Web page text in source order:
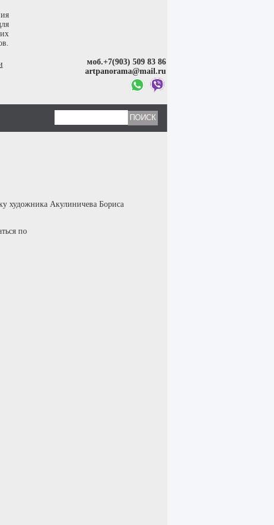
моб.+7(903) 509 83 86
artpanorama@mail.ru
художника Акулиничева Бориса
по